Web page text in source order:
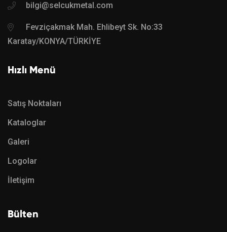
bilgi@selcukmetal.com
Fevziçakmak Mah. Ehlibeyt Sk. No:33
Karatay/KONYA/TÜRKİYE
Hızlı Menü
Satış Noktaları
Kataloglar
Galeri
Logolar
İletişim
Bülten